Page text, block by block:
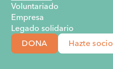
Voluntariado
Empresa
Legado solidario
DONA Hazte socio